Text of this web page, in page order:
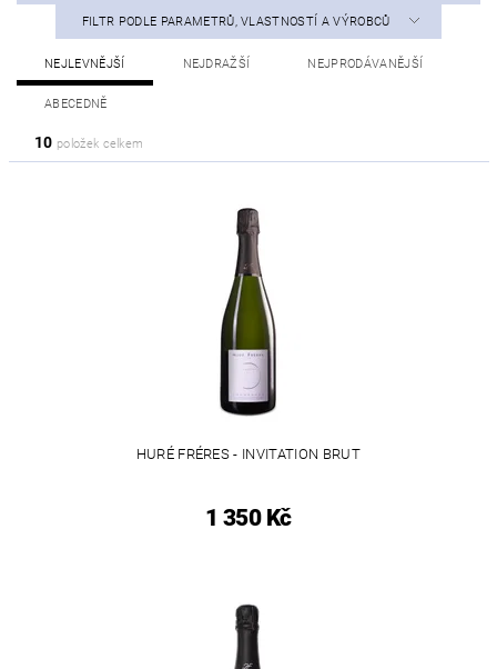
FILTR PODLE PARAMETRŮ, VLASTNOSTÍ A VÝROBCŮ
NEJLEVNĚJŠÍ NEJDRAŽŠÍ NEJPRODÁVANĚJŠÍ
ABECEDNĚ
10 položek celkem
HURÉ FRÉRES - INVITATION BRUT
1 350 Kč